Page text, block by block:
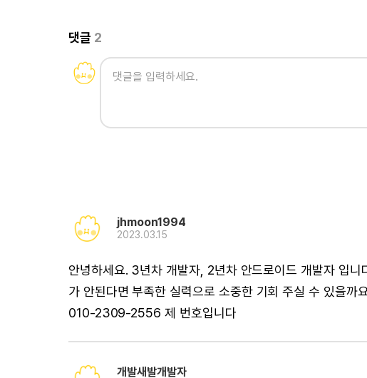
댓글 2
jhmoon1994
2023.03.15
안녕하세요. 3년차 개발자, 2년차 안드로이드 개발자 입
가 안된다면 부족한 실력으로 소중한 기회 주실 수 있을까
010-2309-2556 제 번호입니다
개발새발개발자